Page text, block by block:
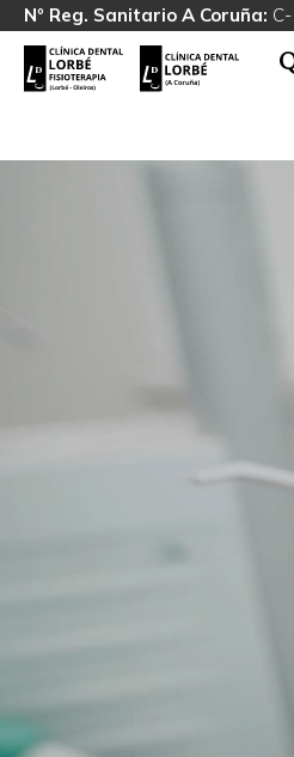
Nº Reg. Sanitario A Coruña: